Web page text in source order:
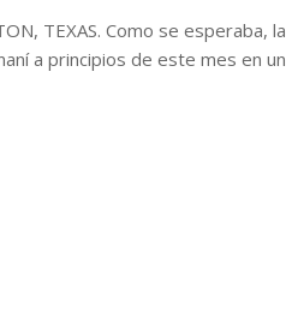
20, 2026
TEXAS. Como se esperaba, la
a principios de este mes en un